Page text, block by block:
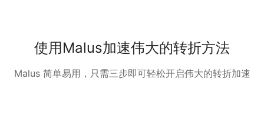
使用Malus加速伟大的转折方法
Malus 简单易用，只需三步即可轻松开启伟大的转折加速